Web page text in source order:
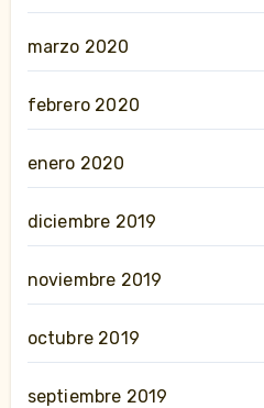
marzo 2020
febrero 2020
enero 2020
diciembre 2019
noviembre 2019
octubre 2019
septiembre 2019